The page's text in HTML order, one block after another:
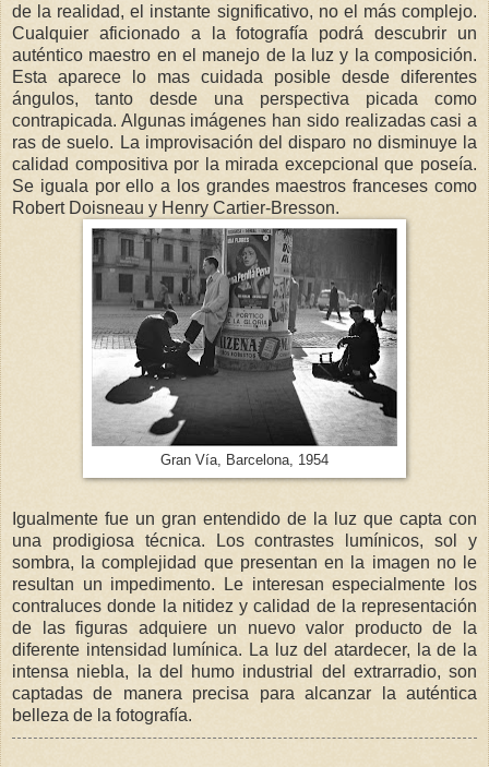
de la realidad, el instante significativo, no el más complejo.
Cualquier aficionado a la fotografía podrá descubrir un
auténtico maestro en el manejo de la luz y la composición.
Esta aparece lo mas cuidada posible desde diferentes
ángulos, tanto desde una perspectiva picada como
contrapicada. Algunas imágenes han sido realizadas casi a
ras de suelo. La improvisación del disparo no disminuye la
calidad compositiva por la mirada excepcional que poseía.
Se iguala por ello a los grandes maestros franceses como
Robert Doisneau y Henry Cartier-Bresson.
Gran Vía, Barcelona, 1954
Igualmente fue un gran entendido de la luz que capta con
una prodigiosa técnica. Los contrastes lumínicos, sol y
sombra, la complejidad que presentan en la imagen no le
resultan un impedimento. Le interesan especialmente los
contraluces donde la nitidez y calidad de la representación
de las figuras adquiere un nuevo valor producto de la
diferente intensidad lumínica. La luz del atardecer, la de la
intensa niebla, la del humo industrial del extrarradio, son
captadas de manera precisa para alcanzar la auténtica
belleza de la fotografía.